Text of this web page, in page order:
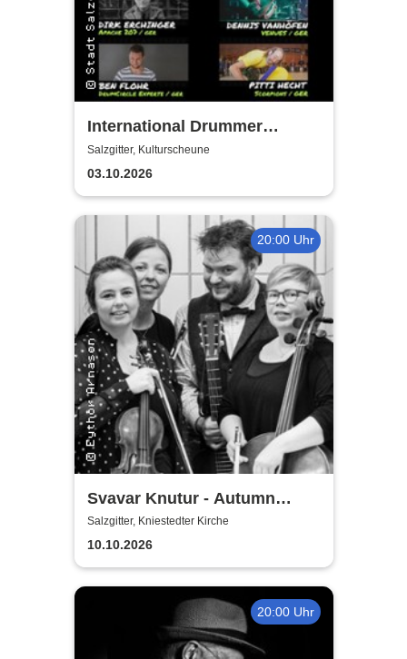
International Drummer
Meeting Konzert |
Kulturscheune
Salzgitter, Kulturscheune
03.10.2026
20:00 Uhr
Svavar Knutur - Autumn
String Trio Tour
Salzgitter, Kniestedter Kirche
10.10.2026
20:00 Uhr